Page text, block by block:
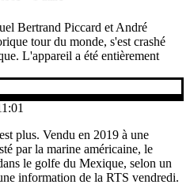
Bertrand Piccard et André
tour du monde, s'est crashé
L'appareil a été entièrement
plus. Vendu en 2019 à une
par la marine américaine, le
le golfe du Mexique, selon un
information de la RTS vendredi.